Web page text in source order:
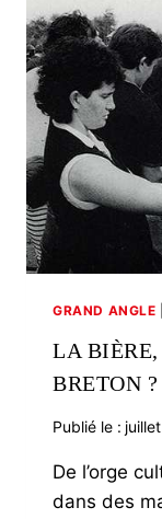
GRAND ANGLE
LA
BRETON ?
Publié le :
De l’orge
dans des